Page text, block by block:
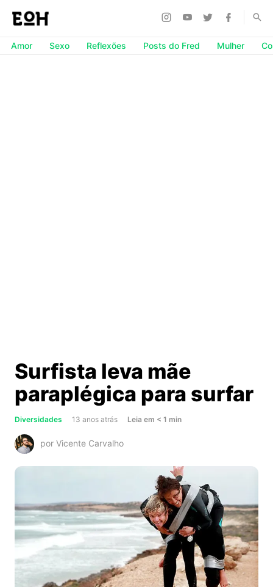
Amor Sexo Reflexões Posts do Fred Mulher
Surfista leva mãe
paraplégica para surfar
Diversidades 13 anos atrás Leia about
paraplégica
para
surfar
em < 1 min
por Vicente Carvalho